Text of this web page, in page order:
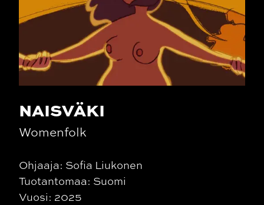
NAISVÄKI
Womenfolk
Ohjaaja: Sofia Liukonen
Tuotantomaa: Suomi
Vuosi: 2025